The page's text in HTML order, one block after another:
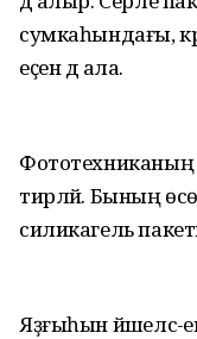
сумкаһындағы,
еҫен дә ала.
тирләй. Бының
силикагель
Яҙғыһын йәшелсә-